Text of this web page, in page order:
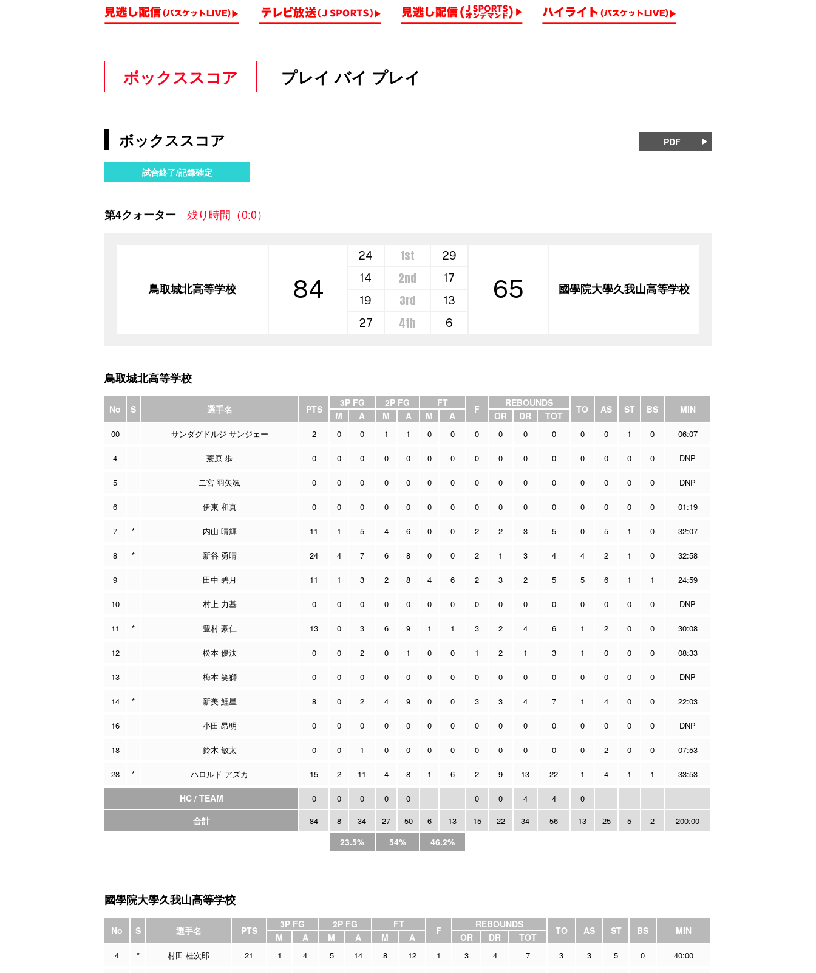
ボックススコア プレイ バイ プレイ
ボックススコア PDF
試合終了/記録確定
第4クォーター 残り時間（0:0）
鳥取城北高等学校 84
24 1st 29
65 國學院大學久我山高等学校
14 2nd
17
19
3rd
13
27
4th 6
鳥取城北高等学校
No S 選手名 PTS
3P FG 2P FG FT
F
REBOUNDS
TO AS ST BS MIN
M A M A M A OR DR TOT
00 サンダグドルジ サンジェー 2 0 0 1 1 0 0 0 0 0 0 0 0 1 0 06:07
4 蓑原 歩 0 0 0 0 0 0 0 0 0 0 0 0 0 0 0 DNP
5 二宮 羽矢颯 0 0 0 0 0 0 0 0 0 0 0 0 0 0 0 DNP
6 伊東 和真 0 0 0 0 0 0 0 0 0 0 0 0 0 0 0 01:19
7 * 内山 晴輝 11 1 5 4 6 0 0 2 2 3 5 0 5 1 0 32:07
8 * 新谷 勇晴 24 4 7 6 8 0 0 2 1 3 4 4 2 1 0 32:58
9 田中 碧月 11 1 3 2 8 4 6 2 3 2 5 5 6 1 1 24:59
10 村上 力基 0 0 0 0 0 0 0 0 0 0 0 0 0 0 0 DNP
11 * 豊村 豪仁 13 0 3 6 9 1 1 3 2 4 6 1 2 0 0 30:08
12 松本 優汰 0 0 2 0 1 0 0 1 2 1 3 1 0 0 0 08:33
13 梅本 笑獅 0 0 0 0 0 0 0 0 0 0 0 0 0 0 0 DNP
14 * 新美 鯉星 8 0 2 4 9 0 0 3 3 4 7 1 4 0 0 22:03
16 小田 昂明 0 0 0 0 0 0 0 0 0 0 0 0 0 0 0 DNP
18 鈴木 敏太 0 0 1 0 0 0 0 0 0 0 0 0 2 0 0 07:53
28 * ハロルド アズカ 15 2 11 4 8 1 6 2 9 13 22 1 4 1 1 33:53
HC / TEAM 0 0 0 0 0 0 0 4 4 0
合計 84 8 34 27 50 6 13 15 22 34 56 13 25 5 2 200:00
23.5% 54% 46.2%
國學院大學久我山高等学校
No S 選手名 PTS
3P FG 2P FG FT
F
REBOUNDS
TO AS ST BS MIN
M A M A M A OR DR TOT
4 * 村田 桂次郎 21 1 4 5 14 8 12 1 3 4 7 3 3 5 0 40:00